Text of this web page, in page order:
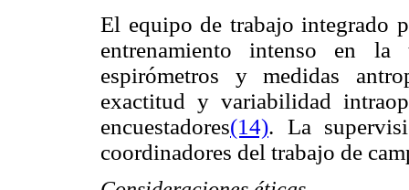
El equipo de trabajo integrado
entrenamiento intenso en
espirómetros y medidas
exactitud y variabilidad
encuestadores(14). La
coordinadores del trabajo de